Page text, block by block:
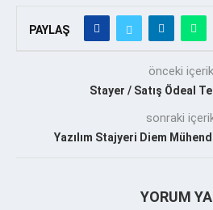
PAYLAŞ
önceki içerik
Stayer / Satış Ödeal
sonraki
Yazılım Stajyeri Diem
YORUM